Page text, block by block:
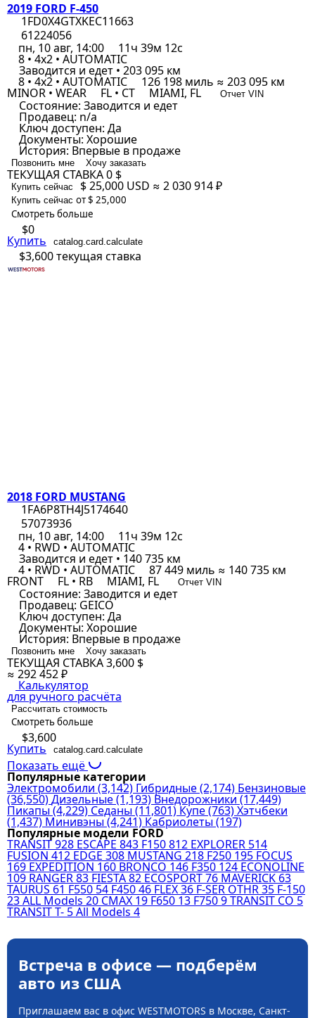
2019 FORD F-450
1FD0X4GTXKEC11663
61224056
пн, 10 авг, 14:00
11ч 39м 12с
8 • 4x2 • AUTOMATIC
Заводится и едет • 203 095 км
8 • 4x2 • AUTOMATIC 126 198 миль ≈ 203 095 км
MINOR • WEAR FL • CT MIAMI, FL Отчет VIN
Состояние: Заводится и едет
Продавец: n/a
Ключ доступен: Да
Документы: Хорошие
История: Впервые в продаже
Позвонить мне Хочу заказать
ТЕКУЩАЯ СТАВКА0 $
Купить сейчас $ 25,000 USD ≈ 2 030 914 ₽
Купить сейчас от $ 25,000
Смотреть больше
$0
Купить catalog.card.calculate
$3,600текущая ставка
2018 FORD MUSTANG
1FA6P8TH4J5174640
57073936
пн, 10 авг, 14:00
11ч 39м 12с
4 • RWD • AUTOMATIC
Заводится и едет • 140 735 км
4 • RWD • AUTOMATIC 87 449 миль ≈ 140 735 км
FRONT FL • RB MIAMI, FL Отчет VIN
Состояние: Заводится и едет
Продавец: GEICO
Ключ доступен: Да
Документы: Хорошие
История: Впервые в продаже
Позвонить мне Хочу заказать
ТЕКУЩАЯ СТАВКА3,600 $
≈ 292 452 ₽
Калькулятор
для ручного расчёта
Рассчитать стоимость
Смотреть больше
$3,600
Купить catalog.card.calculate
Показать ещё
Популярные категории
Электромобили (3,142) Гибридные(2,174) Бензиновые
(36,550)Дизельные(1,193) Внедорожники (17,449)
Пикапы(4,229) Седаны(11,801)Купе(763)Хэтчбеки
(1,437) Минивэны(4,241) Кабриолеты(197)
Популярные модели FORD
TRANSIT928 ESCAPE 843 F150812 EXPLORER 514
FUSION 412 EDGE 308 MUSTANG 218 F250 195 FOCUS
169 EXPEDITION 160 BRONCO 146 F350 124 ECONOLINE
109 RANGER83 FIESTA82 ECOSPORT76 MAVERICK 63
TAURUS 61 F550 54 F45046 FLEX36 F-SER OTHR35 F-150
23ALL Models 20 CMAX 19 F650 13 F7509TRANSIT CO 5
TRANSIT T- 5All Models 4
Встреча в офисе — подберём
авто из США
Приглашаем вас в офис WESTMOTORS в Москве, Санкт-